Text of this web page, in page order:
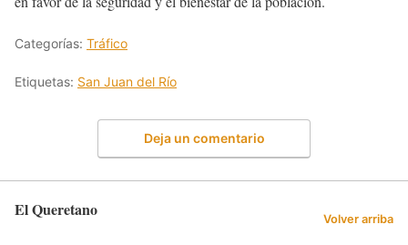
Categorías: Tráfico
Etiquetas: San Juan del Río
Deja un comentario
El Queretano Volver arriba